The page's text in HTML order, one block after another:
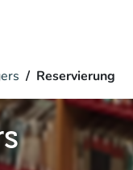
Reservierung